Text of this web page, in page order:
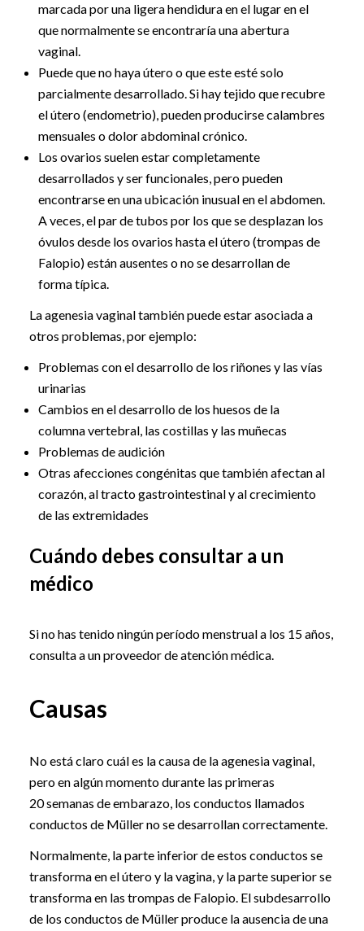
marcada por una ligera hendidura en el lugar en el
que normalmente se encontraría una abertura
vaginal.
Puede que no haya útero o que este esté solo
parcialmente desarrollado. Si hay tejido que recubre
el útero (endometrio), pueden producirse calambres
mensuales o dolor abdominal crónico.
Los ovarios suelen estar completamente
desarrollados y ser funcionales, pero pueden
encontrarse en una ubicación inusual en el abdomen.
A veces, el par de tubos por los que se desplazan los
óvulos desde los ovarios hasta el útero (trompas de
Falopio) están ausentes o no se desarrollan de
forma típica.
La agenesia vaginal también puede estar asociada a
otros problemas, por ejemplo:
Problemas con el desarrollo de los riñones y las vías
urinarias
Cambios en el desarrollo de los huesos de la
columna vertebral, las costillas y las muñecas
Problemas de audición
Otras afecciones congénitas que también afectan al
corazón, al tracto gastrointestinal y al crecimiento
de las extremidades
Cuándo debes consultar a un
médico
Si no has tenido ningún período menstrual a los 15 años,
consulta a un proveedor de atención médica.
Causas
No está claro cuál es la causa de la agenesia vaginal,
pero en algún momento durante las primeras
20 semanas de embarazo, los conductos llamados
conductos de Müller no se desarrollan correctamente.
Normalmente, la parte inferior de estos conductos se
transforma en el útero y la vagina, y la parte superior se
transforma en las trompas de Falopio. El subdesarrollo
de los conductos de Müller produce la ausencia de una